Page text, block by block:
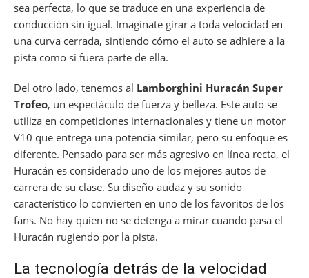
sea perfecta, lo que se traduce en una experiencia de
conducción sin igual. Imagínate girar a toda velocidad en
una curva cerrada, sintiendo cómo el auto se adhiere a la
pista como si fuera parte de ella.
Del otro lado, tenemos al Lamborghini Huracán Super
Trofeo, un espectáculo de fuerza y belleza. Este auto se
utiliza en competiciones internacionales y tiene un motor
V10 que entrega una potencia similar, pero su enfoque es
diferente. Pensado para ser más agresivo en línea recta, el
Huracán es considerado uno de los mejores autos de
carrera de su clase. Su diseño audaz y su sonido
característico lo convierten en uno de los favoritos de los
fans. No hay quien no se detenga a mirar cuando pasa el
Huracán rugiendo por la pista.
La tecnología detrás de la velocidad